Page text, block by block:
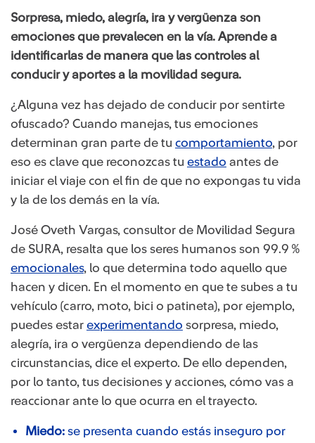
Sorpresa, miedo, alegría, ira y vergüenza son
emociones que prevalecen en la vía. Aprende a
identificarlas de manera que las controles al
conducir y aportes a la movilidad segura.
¿Alguna vez has dejado de conducir por sentirte
ofuscado? Cuando manejas, tus emociones
determinan gran parte de tu comportamiento, por
eso es clave que reconozcas tu estado antes de
iniciar el viaje con el fin de que no expongas tu vida
y la de los demás en la vía.
José Oveth Vargas, consultor de Movilidad Segura
de SURA, resalta que los seres humanos son 99.9 %
emocionales, lo que determina todo aquello que
hacen y dicen. En el momento en que te subes a tu
vehículo (carro, moto, bici o patineta), por ejemplo,
puedes estar experimentando sorpresa, miedo,
alegría, ira o vergüenza dependiendo de las
circunstancias, dice el experto. De ello dependen,
por lo tanto, tus decisiones y acciones, cómo vas a
reaccionar ante lo que ocurra en el trayecto.
Miedo: se presenta cuando estás inseguro por